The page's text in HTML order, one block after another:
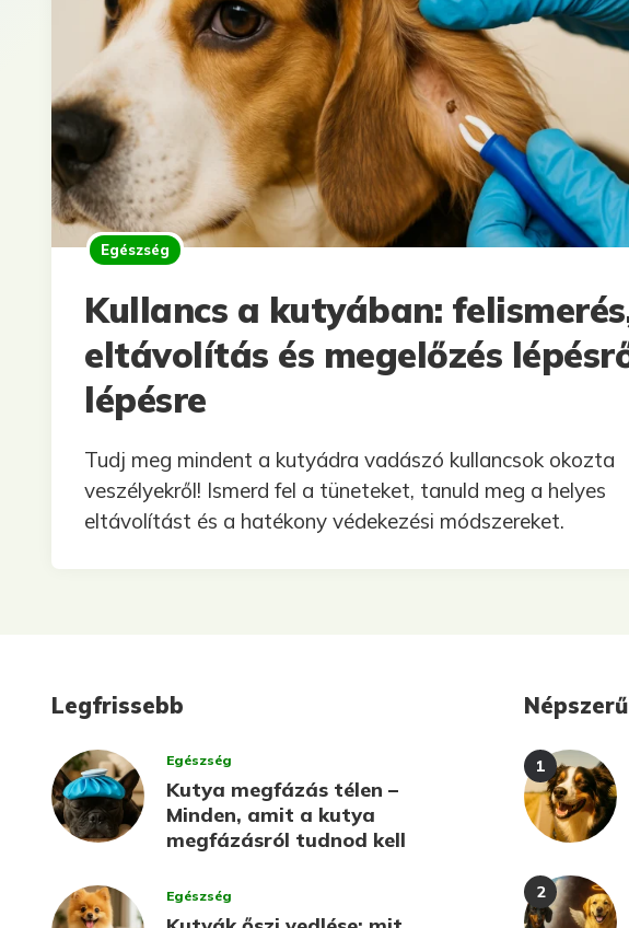
Egészség
Kullancs a kutyában:
eltávolítás és megelőzés
lépésre
Tudj meg mindent a kutyádra vadászó kullancsok okozta
veszélyekről! Ismerd fel a tüneteket, tanuld meg a helyes
eltávolítást és a hatékony védekezési módszereket.
Legfrissebb
Egészség
Kutya megfázás télen –
Minden, amit a kutya
megfázásról tudnod kell
Egészség
Népszerű